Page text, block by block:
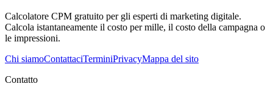
Calcolatore CPM gratuito per gli esperti di marketing digitale.
Calcola istantaneamente il costo per mille, il costo della campagna o
le impressioni.
Chi siamoContattaciTerminiPrivacyMappa del sito
Contatto